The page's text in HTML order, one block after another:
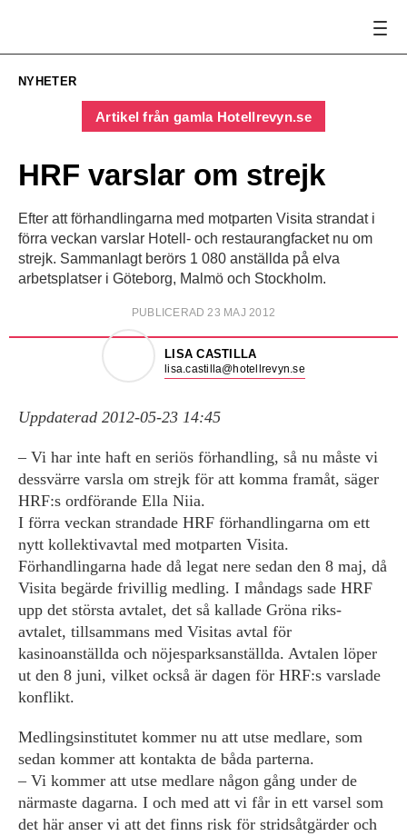
NYHETER
Artikel från gamla Hotellrevyn.se
HRF varslar om strejk
Efter att förhandlingarna med motparten Visita strandat i
förra veckan varslar Hotell- och restaurangfacket nu om
strejk. Sammanlagt berörs 1 080 anställda på elva
arbetsplatser i Göteborg, Malmö och Stockholm.
PUBLICERAD 23 MAJ 2012
LISA CASTILLA
lisa.castilla@hotellrevyn.se
Uppdaterad 2012-05-23 14:45
– Vi har inte haft en seriös förhandling, så nu måste vi
dessvärre varsla om strejk för att komma framåt, säger
HRF:s ordförande Ella Niia.
I förra veckan strandade HRF förhandlingarna om ett
nytt kollektivavtal med motparten Visita.
Förhandlingarna hade då legat nere sedan den 8 maj, då
Visita begärde frivillig medling. I måndags sade HRF
upp det största avtalet, det så kallade Gröna riks-
avtalet, tillsammans med Visitas avtal för
kasinoanställda och nöjesparksanställda. Avtalen löper
ut den 8 juni, vilket också är dagen för HRF:s varslade
konflikt.
Medlingsinstitutet kommer nu att utse medlare, som
sedan kommer att kontakta de båda parterna.
– Vi kommer att utse medlare någon gång under de
närmaste dagarna. I och med att vi får in ett varsel som
det här anser vi att det finns risk för stridsåtgärder och